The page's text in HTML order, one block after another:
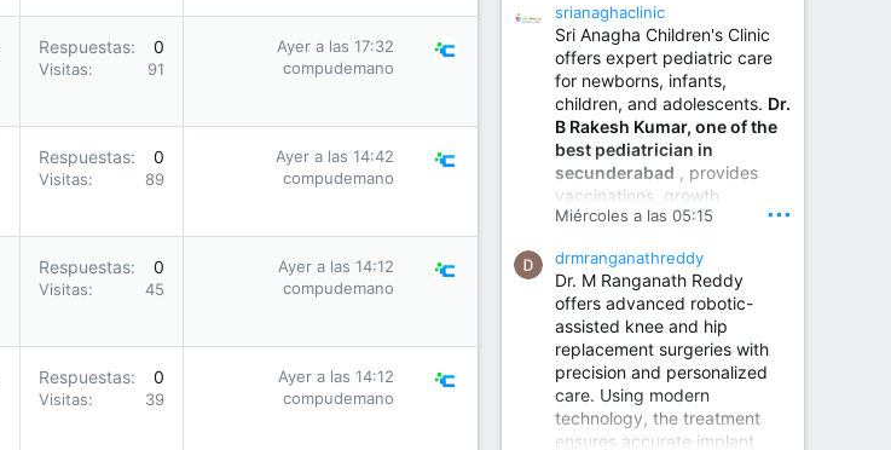
Respuestas 0
Visitas 91
Ayer a las 17:32
compudemano
Respuestas 0
Visitas 89
Ayer a las 14:42
compudemano
Respuestas 0
Visitas 45
Ayer a las 14:12
compudemano
Respuestas 0
Visitas 39
Ayer a las 14:12
compudemano
invasive and robotic
techniques.
Best Urologist in Vijayawada | Urology Specialist in Vijayawada
Dr. A. V. Krishna Kishore,
the Best Urologist...
www.drkrishnakishore.com
srianaghaclinic
Sri Anagha Children's Clinic
offers expert pediatric care
for newborns, infants,
children, and adolescents. Dr.
B Rakesh Kumar, one of the
best pediatrician in
secunderabad , provides
vaccinations, growth
monitoring, newborn care,
illnesses, nutrition guidance,
and preventive healthcare in
a child-friendly environment.
Children Hospital in Secunderabad | Best Pediatrician in Hyderabad | Neonatologist in Medchal
Our pediatrician and
Neonatologist team at...
Miércoles a las 05:15 •••
drmranganathreddy
Dr. M Ranganath Reddy
offers advanced robotic-
assisted knee and hip
replacement surgeries with
precision and personalized
care. Using modern
technology, the treatment
ensures accurate implant